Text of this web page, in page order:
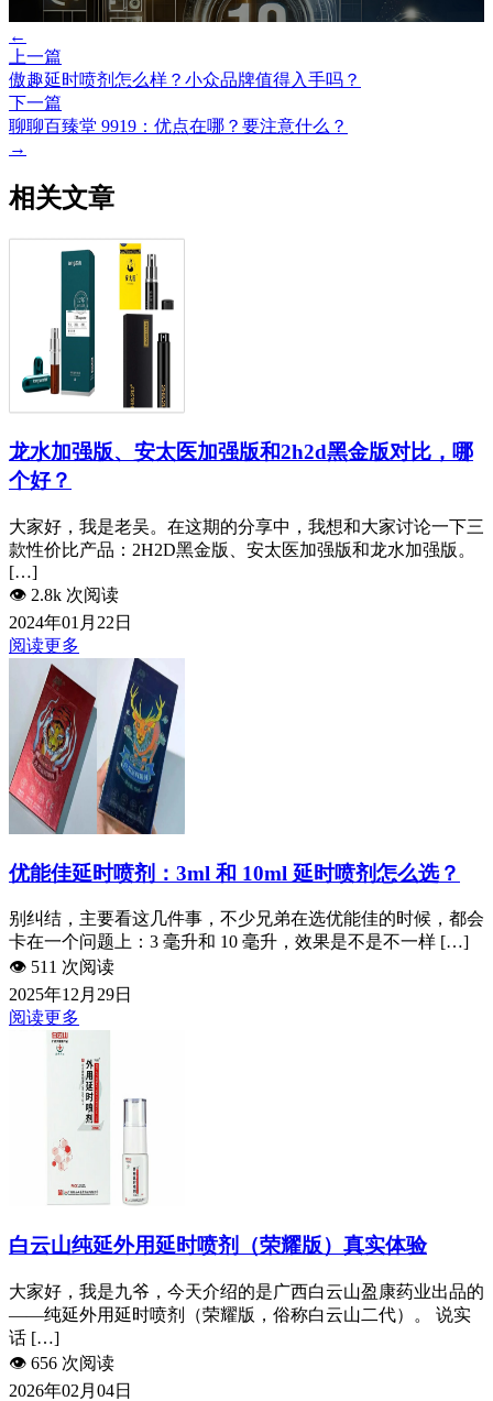
←
上一篇
傲趣延时喷剂怎么样？小众品牌值得入手吗？
下一篇
聊聊百臻堂 9919：优点在哪？要注意什么？
→
相关文章
龙水加强版、安太医加强版和2h2d黑金版对比，哪
个好？
大家好，我是老吴。在这期的分享中，我想和大家讨论一下三
款性价比产品：2H2D黑金版、安太医加强版和龙水加强版。
[…]
👁️ 2.8k 次阅读
2024年01月22日
阅读更多
优能佳延时喷剂：3ml 和 10ml 延时喷剂怎么选？
别纠结，主要看这几件事，不少兄弟在选优能佳的时候，都会
卡在一个问题上：3 毫升和 10 毫升，效果是不是不一样 […]
👁️ 511 次阅读
2025年12月29日
阅读更多
白云山纯延外用延时喷剂（荣耀版）真实体验
大家好，我是九爷，今天介绍的是广西白云山盈康药业出品的
——纯延外用延时喷剂（荣耀版，俗称白云山二代）。 说实
话 […]
👁️ 656 次阅读
2026年02月04日